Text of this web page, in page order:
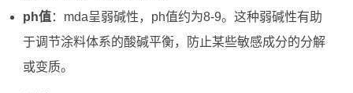
ph值：mda呈弱碱性，ph值约为8-9。这种弱碱性有助
于调节涂料体系的酸碱平衡，防止某些敏感成分的分解
或变质。